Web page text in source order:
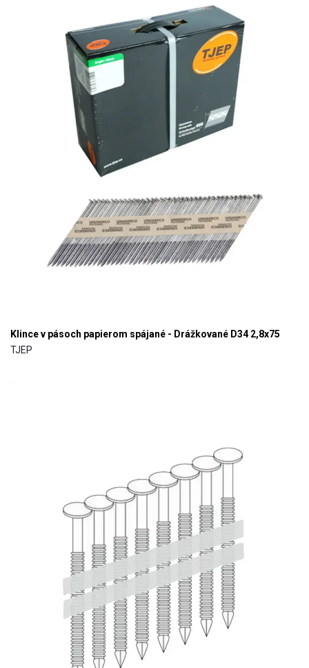
Klince v pásoch papierom spájané - Drážkované D34 2,8x75
TJEP